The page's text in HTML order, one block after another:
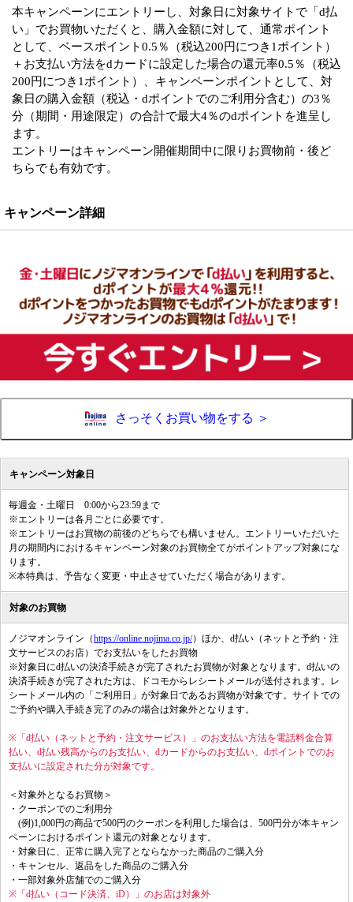
本キャンペーンにエントリーし、対象日に対象サイトで「d払
い」でお買物いただくと、購入金額に対して、通常ポイント
として、ベースポイント0.5％（税込200円につき1ポイント）
＋お支払い方法をdカードに設定した場合の還元率0.5％（税込
200円につき1ポイント）、キャンペーンポイントとして、対
象日の購入金額（税込・dポイントでのご利用分含む）の3％
分（期間・用途限定）の合計で最大4％のdポイントを進呈し
ます。
エントリーはキャンペーン開催期間中に限りお買物前・後ど
ちらでも有効です。
キャンペーン詳細
さっそくお買い物をする ＞
キャンペーン対象日
毎週金・土曜日 0:00から23:59まで
※エントリーは各月ごとに必要です。
※エントリーはお買物の前後のどちらでも構いません。エントリーいただいた
月の期間内におけるキャンペーン対象のお買物全てがポイントアップ対象にな
ります。
※本特典は、予告なく変更・中止させていただく場合があります。
対象のお買物
ノジマオンライン（https://online.nojima.co.jp/）ほか、d払い（ネットと予約・注
文サービスのお店）でお支払いをしたお買物
※対象日にd払いの決済手続きが完了されたお買物が対象となります。d払いの
決済手続きが完了された方は、ドコモからレシートメールが送付されます。レ
シートメール内の「ご利用日」が対象日であるお買物が対象です。サイトでの
ご予約や購入手続き完了のみの場合は対象外となります。
※「d払い（ネットと予約・注文サービス）」のお支払い方法を電話料金合算
払い、d払い残高からのお支払い、dカードからのお支払い、dポイントでのお
支払いに設定された分が対象です。
＜対象外となるお買物＞
・クーポンでのご利用分
(例)1,000円の商品で500円のクーポンを利用した場合は、500円分が本キャン
ペーンにおけるポイント還元の対象となります。
・対象日に、正常に購入完了とならなかった商品のご購入分
・キャンセル、返品をした商品のご購入分
・一部対象外店舗でのご購入分
※「d払い（コード決済、iD）」のお店は対象外